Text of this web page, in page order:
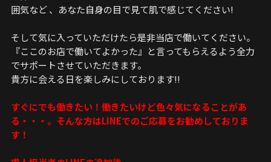
囲気など 、あなた自身の目で見て肌で感じてください!
そして気に入っていただけたら是非当店で働いてください。
『ここのお店で働いてよかった』と言ってもらえるよう全力
でサポートさせていただきます。
貴方に会える日を楽しみにしております!!
すぐにでも働きたい！働きたいけど色々気になることがあ
る・・・。そんな方はLINEでのご応募をお勧めしておりま
す！